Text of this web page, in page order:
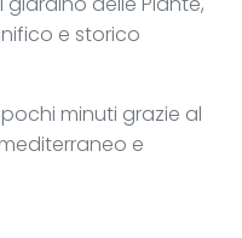
e storico
minuti grazie al
e